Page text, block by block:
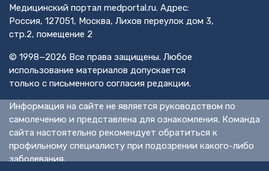
Медицинский портал medportal.ru. Адрес:
Россия, 127051, Москва, Лихов переулок дом 3,
стр.2, помещение 2
© 1998—2026 Все права защищены. Любое
использование материалов допускается
только с письменного согласия редакции.
Информация на сайте не является руководством по
самолечению и представлена для ознакомления. Команда
сайта настоятельно рекомендует обратиться к
профильному специалисту при подозрении какого-либо
заболевания.